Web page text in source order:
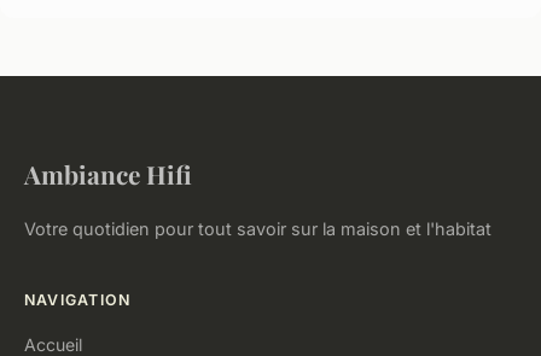
Ambiance Hifi
Votre quotidien pour tout savoir sur la maison et l'habitat
NAVIGATION
Accueil